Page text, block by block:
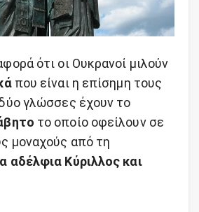
ότι οι Ουκρανοί μιλούν
που είναι η επίσημη τους
γλώσσες έχουν το
το οποίο οφείλουν σε
μοναχούς από τη
αδέλφια Κύριλλος και